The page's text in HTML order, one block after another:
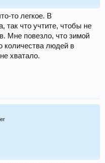
то легкое. В
так что учтите, чтобы не
Мне повезло, что зимой
количества людей в
хватало.